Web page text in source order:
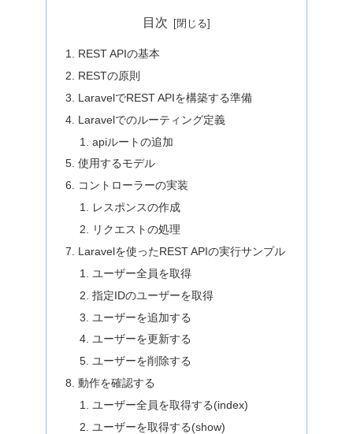
目次
REST APIの基本
RESTの原則
LaravelでREST APIを構築する準備
Laravelでのルーティング定義
apiルートの追加
使用するモデル
コントローラーの実装
レスポンスの作成
リクエストの処理
Laravelを使ったREST APIの実行サンプル
ユーザー全員を取得
指定IDのユーザーを取得
ユーザーを追加する
ユーザーを更新する
ユーザーを削除する
動作を確認する
ユーザー全員を取得する(index)
ユーザーを取得する(show)